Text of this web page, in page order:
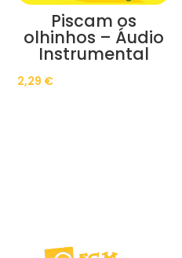
Piscam os
olhinhos – Áudio
Instrumental
2,29 €